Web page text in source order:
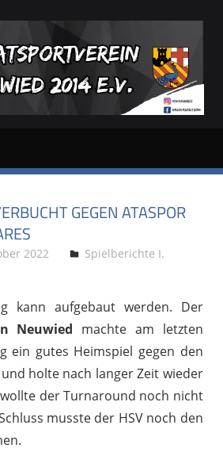
NEUWIED
GEGEN ATASPOR
2022 A. Böhm
Spielberichte I.
kann aufgebaut werden. Der
Neuwied machte am letzten
ein gutes Heimspiel gegen den
und holte nach langer Zeit wieder
der Turnaround noch nicht
musste der HSV noch den